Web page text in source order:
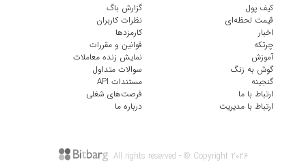
کیف پول
قیمت لحظه‌ای
اخبار
چرتکه
آموزش
گوش به زنگ
گنجینه
ارتباط با ما
ارتباط با مدیریت
گزارش باگ
نظرات کاربران
کارمزد‌ها
قوانین و مقررات
نمایش زنده معاملات
سوالات متداول
مستندات API
فرصت‌های شغلی
درباره ما
All rights reserved - © Copyright 2026